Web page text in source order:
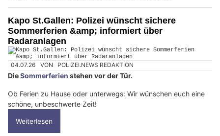
Kapo St.Gallen: Polizei wünscht sichere
Sommerferien &amp; informiert über
Radaranlagen
04.07.26 VON POLIZEI.NEWS REDAKTION
DieSommerferien stehen vor der Tür.
Ob Ferien zu Hause oder unterwegs: Wir wünschen euch eine
schöne, unbeschwerte Zeit!
Weiterlesen